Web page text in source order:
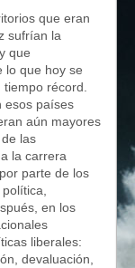
que eran
sufrían la
que
lo que hoy se
tiempo récord.
esos países
aún mayores
las
la carrera
parte de los
en los
liberales:
devaluación,